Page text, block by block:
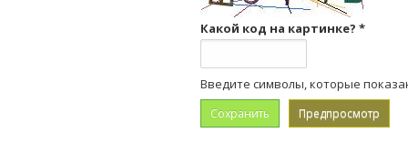
Какой код на картинке? *
Введите символы, которые